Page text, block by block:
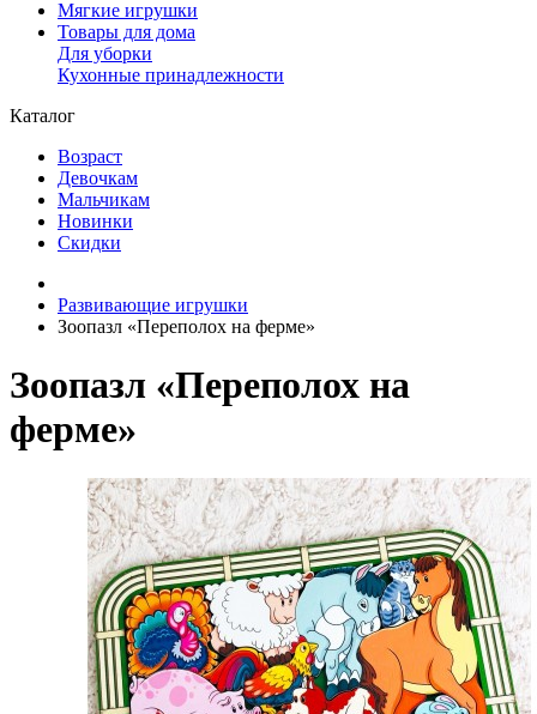
Мягкие игрушки
Товары для дома
Для уборки
Кухонные принадлежности
Каталог
Возраст
Девочкам
Мальчикам
Новинки
Скидки
Развивающие игрушки
Зоопазл «Переполох на ферме»
Зоопазл «Переполох на
ферме»